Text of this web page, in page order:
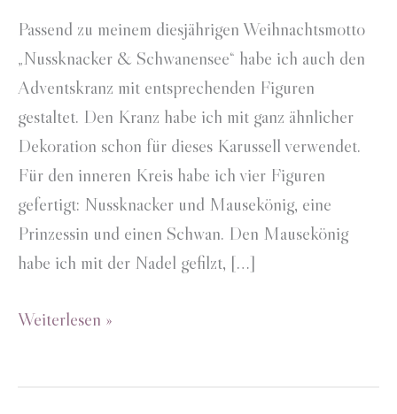
Passend zu meinem diesjährigen Weihnachtsmotto
„Nussknacker & Schwanensee“ habe ich auch den
Adventskranz mit entsprechenden Figuren
gestaltet. Den Kranz habe ich mit ganz ähnlicher
Dekoration schon für dieses Karussell verwendet.
Für den inneren Kreis habe ich vier Figuren
gefertigt: Nussknacker und Mausekönig, eine
Prinzessin und einen Schwan. Den Mausekönig
habe ich mit der Nadel gefilzt, […]
Adventskranz
Weiterlesen »